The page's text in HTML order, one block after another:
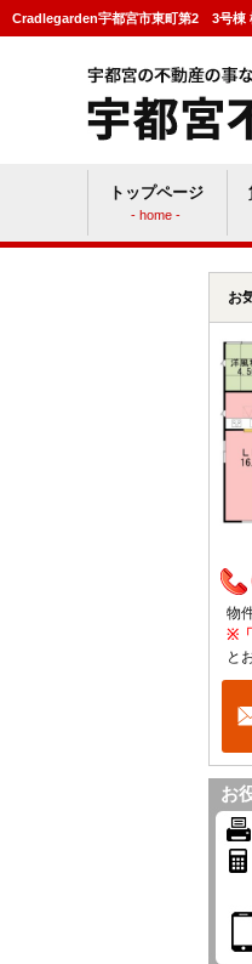
Cradlegarden宇都宮市東町第2 3号棟
トップページ
- home -
賃貸vs持ち家
お
物
※「
と
お